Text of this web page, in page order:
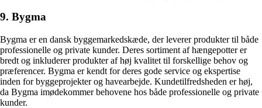
9. Bygma
Bygma er en dansk byggemarkedskæde, der leverer produkter til både
professionelle og private kunder. Deres sortiment af hængepotter er
bredt og inkluderer produkter af høj kvalitet til forskellige behov og
præferencer. Bygma er kendt for deres gode service og ekspertise
inden for byggeprojekter og havearbejde. Kundetilfredsheden er høj,
da Bygma imødekommer behovene hos både professionelle og private
kunder.